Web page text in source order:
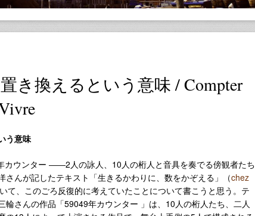
き換えるという意味 / Compter
う意味
カウンター ――2人の詠人、10人の桁人と音具を奏でる傍観者たち
んが記したテキスト「生きるかわりに、数をかぞえる」（chez
て、このごろ反復的に考えていたことについて書こうと思う。テ
輪さんの作品「59049年カウンター 」は、10人の桁人たち、二人